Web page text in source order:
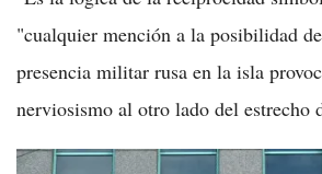
"cualquier mención a la posibilidad
presencia militar rusa en la isla
nerviosismo al otro lado del estrecho